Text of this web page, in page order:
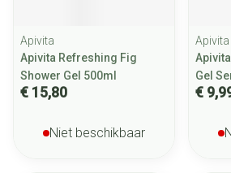
Apivita
Apivita Refreshing Fig
Shower Gel 500ml
€ 15,80
Niet beschikbaar
Apivita
Gel
€